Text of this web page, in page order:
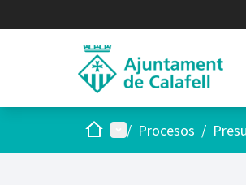
InicioMenú principal
/ Procesos /